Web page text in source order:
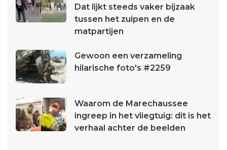
Dat lijkt steeds vaker bijzaak
tussen het zuipen en de
matpartijen
Gewoon een verzameling
hilarische foto's #2259
Waarom de Marechaussee
ingreep in het vliegtuig: dit is het
verhaal achter de beelden